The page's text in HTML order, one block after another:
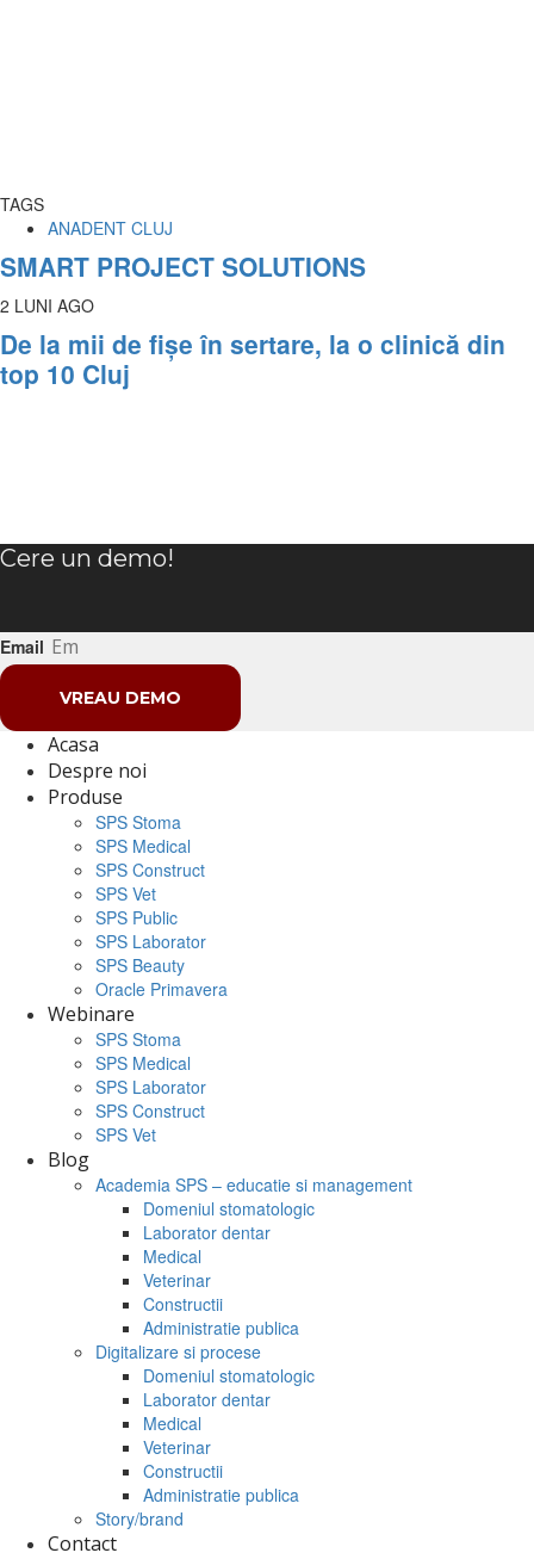
TAGS
ANADENT CLUJ
SMART PROJECT SOLUTIONS
2 LUNI AGO
De la mii de fișe în sertare, la o clinică din
top 10 Cluj
Cere un demo!
Email
VREAU DEMO
Acasa
Despre noi
Produse
SPS Stoma
SPS Medical
SPS Construct
SPS Vet
SPS Public
SPS Laborator
SPS Beauty
Oracle Primavera
Webinare
SPS Stoma
SPS Medical
SPS Laborator
SPS Construct
SPS Vet
Blog
Academia SPS – educatie si management
Domeniul stomatologic
Laborator dentar
Medical
Veterinar
Constructii
Administratie publica
Digitalizare si procese
Domeniul stomatologic
Laborator dentar
Medical
Veterinar
Constructii
Administratie publica
Story/brand
Contact